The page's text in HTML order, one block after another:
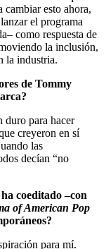
cambiar esto ahora,
el programa
como respuesta de
la inclusión,
la industria.
de Tommy
duro para hacer
creyeron en sí
las
decían “no
coeditado –con
of American Pop
para mí.